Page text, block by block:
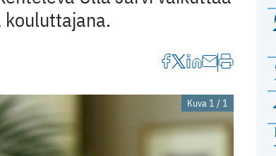
Kuva 1 / 1